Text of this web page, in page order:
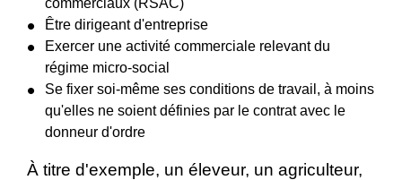
Être dirigeant d'entreprise
Exercer une activité commerciale relevant du
régime micro-social
Se fixer soi-même ses conditions de travail, à moins
qu'elles ne soient définies par le contrat avec le
donneur d'ordre
À titre d'exemple, un éleveur, un agriculteur,